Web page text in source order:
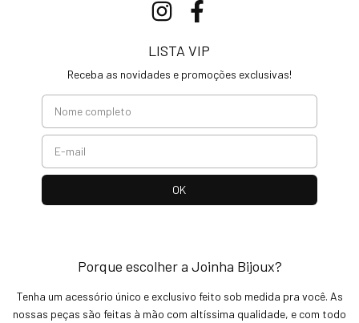
LISTA VIP
Receba as novidades e promoções exclusivas!
Porque escolher a Joinha Bijoux?
Tenha um acessório único e exclusivo feito sob medida pra você. As
nossas peças são feitas à mão com altíssima qualidade, e com todo